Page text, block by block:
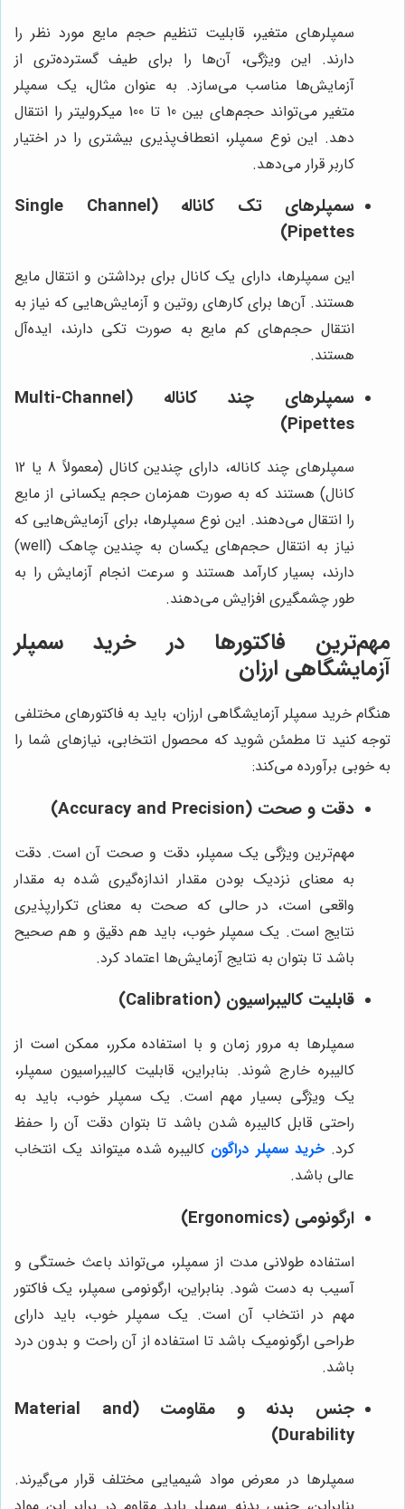
سمپلرهای متغیر، قابلیت تنظیم حجم مایع مورد نظر را
دارند. این ویژگی، آن‌ها را برای طیف گسترده‌تری از
آزمایش‌ها مناسب می‌سازد. به عنوان مثال، یک سمپلر
متغیر می‌تواند حجم‌های بین 10 تا 100 میکرولیتر را انتقال
دهد. این نوع سمپلر، انعطاف‌پذیری بیشتری را در اختیار
کاربر قرار می‌دهد.
سمپلرهای تک کاناله (Single Channel
Pipettes)
این سمپلرها، دارای یک کانال برای برداشتن و انتقال مایع
هستند. آن‌ها برای کارهای روتین و آزمایش‌هایی که نیاز به
انتقال حجم‌های کم مایع به صورت تکی دارند، ایده‌آل
هستند.
سمپلرهای چند کاناله (Multi-Channel
Pipettes)
سمپلرهای چند کاناله، دارای چندین کانال (معمولاً 8 یا 12
کانال) هستند که به صورت همزمان حجم یکسانی از مایع
را انتقال می‌دهند. این نوع سمپلرها، برای آزمایش‌هایی که
نیاز به انتقال حجم‌های یکسان به چندین چاهک (well)
دارند، بسیار کارآمد هستند و سرعت انجام آزمایش را به
طور چشمگیری افزایش می‌دهند.
مهم‌ترین فاکتورها در خرید سمپلر
آزمایشگاهی ارزان
هنگام خرید سمپلر آزمایشگاهی ارزان، باید به فاکتورهای مختلفی
توجه کنید تا مطمئن شوید که محصول انتخابی، نیازهای شما را
به خوبی برآورده می‌کند:
دقت و صحت (Accuracy and Precision)
مهم‌ترین ویژگی یک سمپلر، دقت و صحت آن است. دقت
به معنای نزدیک بودن مقدار اندازه‌گیری شده به مقدار
واقعی است، در حالی که صحت به معنای تکرارپذیری
نتایج است. یک سمپلر خوب، باید هم دقیق و هم صحیح
باشد تا بتوان به نتایج آزمایش‌ها اعتماد کرد.
قابلیت کالیبراسیون (Calibration)
سمپلرها به مرور زمان و با استفاده مکرر، ممکن است از
کالیبره خارج شوند. بنابراین، قابلیت کالیبراسیون سمپلر،
یک ویژگی بسیار مهم است. یک سمپلر خوب، باید به
راحتی قابل کالیبره شدن باشد تا بتوان دقت آن را حفظ
کرد.خرید سمپلر دراگون کالیبره شده میتواند یک انتخاب
عالی باشد.
ارگونومی (Ergonomics)
استفاده طولانی مدت از سمپلر، می‌تواند باعث خستگی و
آسیب به دست شود. بنابراین، ارگونومی سمپلر، یک فاکتور
مهم در انتخاب آن است. یک سمپلر خوب، باید دارای
طراحی ارگونومیک باشد تا استفاده از آن راحت و بدون درد
باشد.
جنس بدنه و مقاومت (Material and
Durability)
سمپلرها در معرض مواد شیمیایی مختلف قرار می‌گیرند.